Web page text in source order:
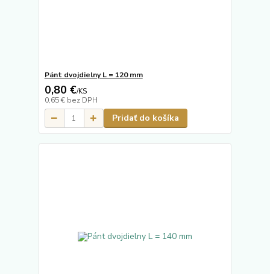
Pánt dvojdielny L = 120 mm
0,80 €/KS
0,65 € bez DPH
Pridať do košíka